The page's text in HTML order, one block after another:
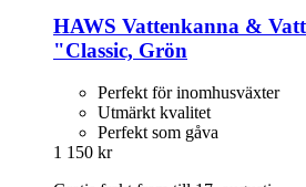
HAWS Vattenkanna &
"Classic, Grön
Perfekt för inomhusväxter
Utmärkt kvalitet
Perfekt som gåva
1 150 kr